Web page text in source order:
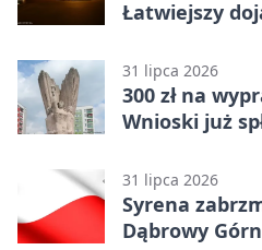
Łatwiejszy
31 lipca 2026
300 zł na
Wnioski już
31 lipca 2026
Syrena
Dąbrowy